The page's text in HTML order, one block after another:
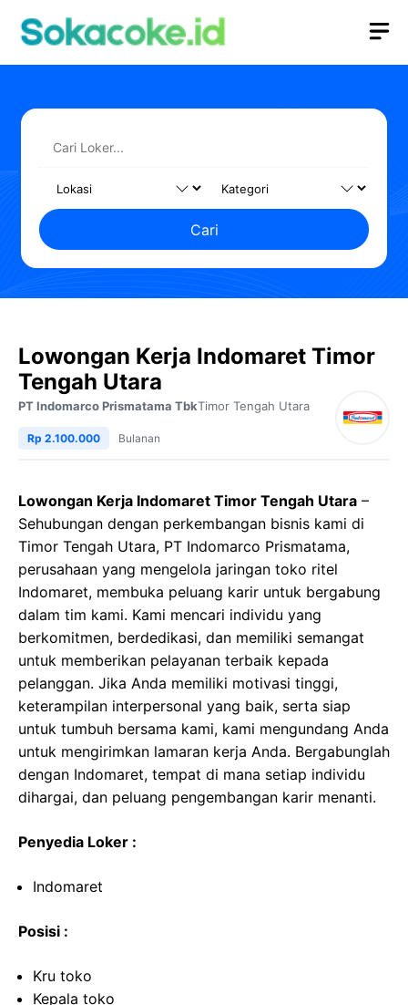
Cari
Lowongan Kerja Indomaret Timor
Tengah Utara
PT Indomarco Prismatama TbkTimor Tengah Utara
Rp 2.100.000 Bulanan
Lowongan Kerja Indomaret Timor Tengah Utara –
Sehubungan dengan perkembangan bisnis kami di
Timor Tengah Utara, PT Indomarco Prismatama,
perusahaan yang mengelola jaringan toko ritel
Indomaret, membuka peluang karir untuk bergabung
dalam tim kami. Kami mencari individu yang
berkomitmen, berdedikasi, dan memiliki semangat
untuk memberikan pelayanan terbaik kepada
pelanggan. Jika Anda memiliki motivasi tinggi,
keterampilan interpersonal yang baik, serta siap
untuk tumbuh bersama kami, kami mengundang Anda
untuk mengirimkan lamaran kerja Anda. Bergabunglah
dengan Indomaret, tempat di mana setiap individu
dihargai, dan peluang pengembangan karir menanti.
Penyedia Loker :
Indomaret
Posisi :
Kru toko
Kepala toko